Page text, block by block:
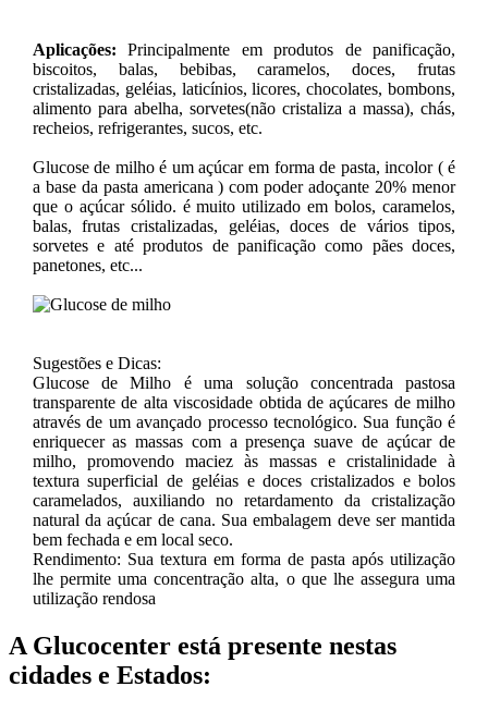
Aplicações: Principalmente em produtos de panificação,
biscoitos, balas, bebibas, caramelos, doces, frutas
cristalizadas, geléias, laticínios, licores, chocolates, bombons,
alimento para abelha, sorvetes(não cristaliza a massa), chás,
recheios, refrigerantes, sucos, etc.
Glucose de milho é um açúcar em forma de pasta, incolor ( é
a base da pasta americana ) com poder adoçante 20% menor
que o açúcar sólido. é muito utilizado em bolos, caramelos,
balas, frutas cristalizadas, geléias, doces de vários tipos,
sorvetes e até produtos de panificação como pães doces,
panetones, etc...
Sugestões e Dicas:
Glucose de Milho é uma solução concentrada pastosa
transparente de alta viscosidade obtida de açúcares de milho
através de um avançado processo tecnológico. Sua função é
enriquecer as massas com a presença suave de açúcar de
milho, promovendo maciez às massas e cristalinidade à
textura superficial de geléias e doces cristalizados e bolos
caramelados, auxiliando no retardamento da cristalização
natural da açúcar de cana. Sua embalagem deve ser mantida
bem fechada e em local seco.
Rendimento: Sua textura em forma de pasta após utilização
lhe permite uma concentração alta, o que lhe assegura uma
utilização rendosa
A Glucocenter está presente nestas
cidades e Estados: